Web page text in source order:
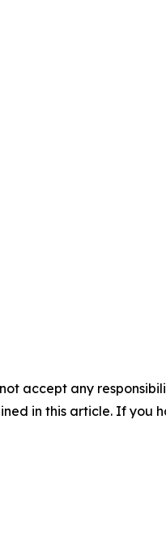
accept any
in this article. If you